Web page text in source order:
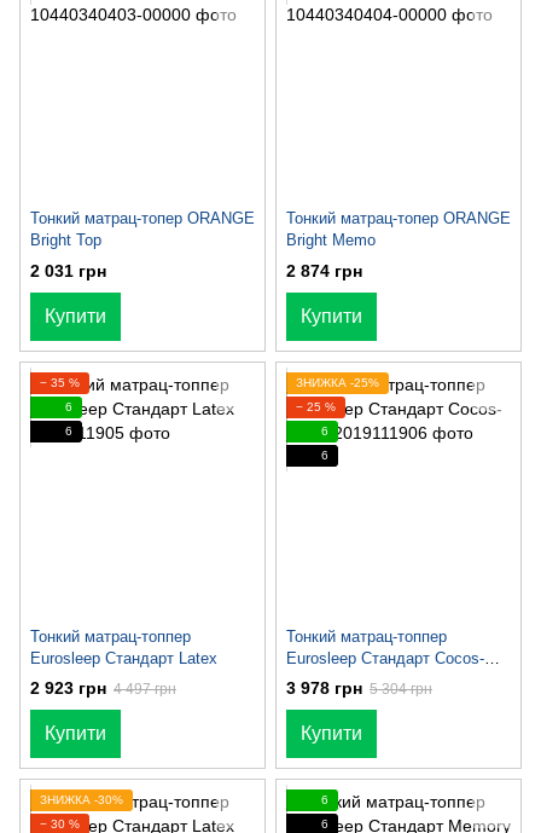
Тонкий матрац-топер ORANGE
Bright Top
2 031 грн
Купити
Тонкий матрац-топер ORANGE
Bright Memo
2 874 грн
Купити
− 35 %
6
6
Тонкий матрац-топпер
Eurosleep Стандарт Latex
2 923 грн 4 497 грн
Купити
ЗНИЖКА -25%
− 25 %
6
6
Тонкий матрац-топпер
Eurosleep Стандарт Cocos-
Latex
3 978 грн 5 304 грн
Купити
ЗНИЖКА -30%
− 30 %
6
6